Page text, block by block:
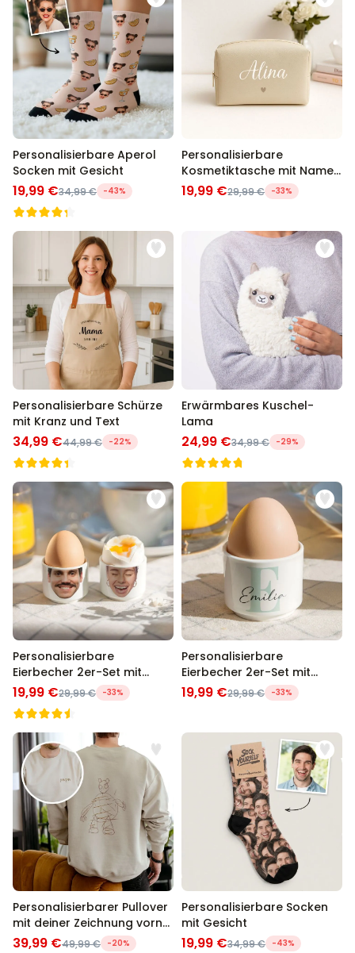
Personalisierbare Aperol
Socken mit Gesicht
19,99 €34,99 € -43%
Personalisierbare
Kosmetiktasche mit Name
und Symbol
19,99 €29,99 € -33%
Personalisierbare Schürze
mit Kranz und Text
34,99 €44,99 € -22%
Erwärmbares Kuschel-
Lama
24,99 €34,99 € -29%
Personalisierbare
Eierbecher 2er-Set mit
Gesicht
19,99 €29,99 € -33%
Personalisierbare
Eierbecher 2er-Set mit
Monogramm
19,99 €29,99 € -33%
Personalisierbarer Pullover
mit deiner Zeichnung vorne
und hinten
39,99 €49,99 € -20%
Personalisierbare Socken
mit Gesicht
19,99 €34,99 € -43%